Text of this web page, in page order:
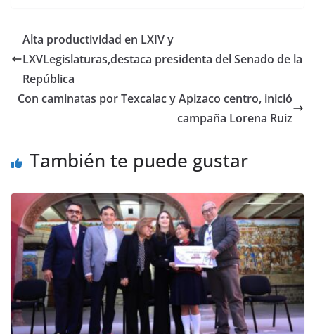
Alta productividad en LXIV y
LXVLegislaturas,destaca presidenta del Senado de la
República
Con caminatas por Texcalac y Apizaco centro, inició
campaña Lorena Ruiz
También te puede gustar